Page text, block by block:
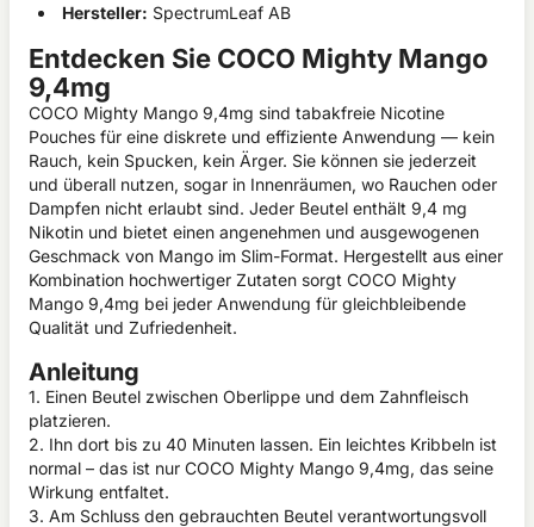
Hersteller: SpectrumLeaf AB
Entdecken Sie COCO Mighty Mango
9,4mg
COCO Mighty Mango 9,4mg sind tabakfreie Nicotine
Pouches für eine diskrete und effiziente Anwendung — kein
Rauch, kein Spucken, kein Ärger. Sie können sie jederzeit
und überall nutzen, sogar in Innenräumen, wo Rauchen oder
Dampfen nicht erlaubt sind. Jeder Beutel enthält 9,4 mg
Nikotin und bietet einen angenehmen und ausgewogenen
Geschmack von Mango im Slim-Format. Hergestellt aus einer
Kombination hochwertiger Zutaten sorgt COCO Mighty
Mango 9,4mg bei jeder Anwendung für gleichbleibende
Qualität und Zufriedenheit.
Anleitung
1. Einen Beutel zwischen Oberlippe und dem Zahnfleisch
platzieren.
2. Ihn dort bis zu 40 Minuten lassen. Ein leichtes Kribbeln ist
normal – das ist nur COCO Mighty Mango 9,4mg, das seine
Wirkung entfaltet.
3. Am Schluss den gebrauchten Beutel verantwortungsvoll